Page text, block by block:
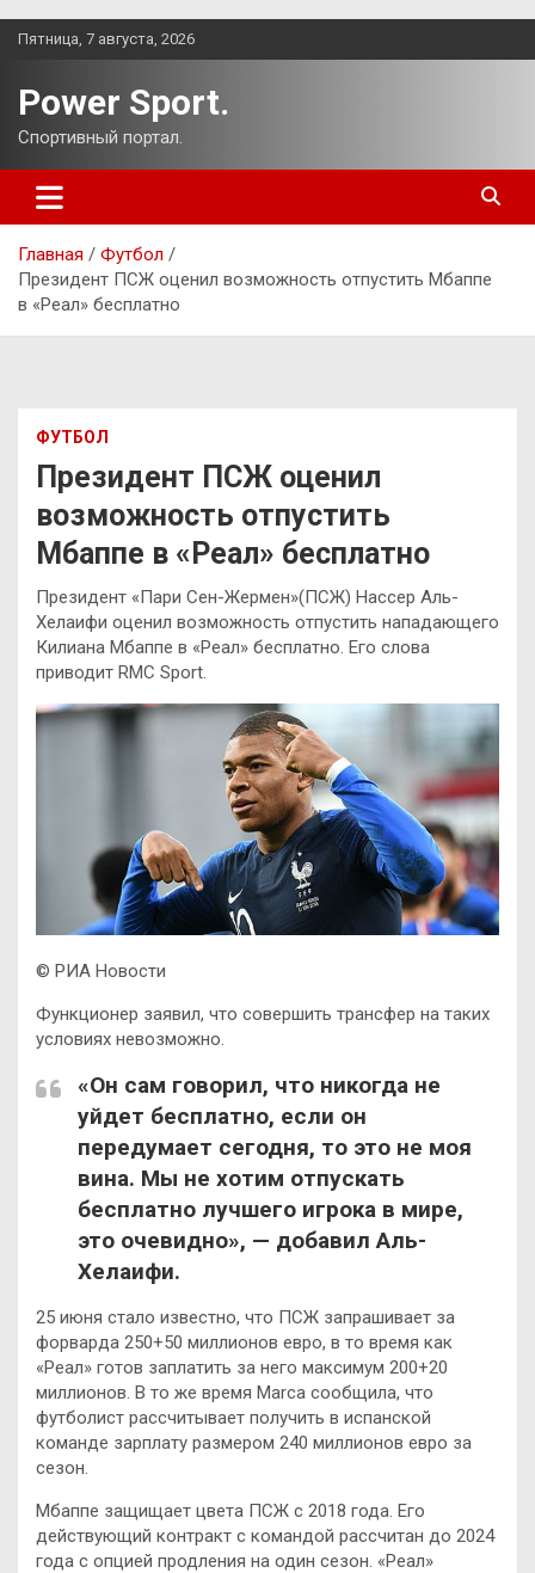
Перейти
Пятница, 7 августа, 2026
Power Sport.
Спортивный портал.
Главная
Футбол
Президент ПСЖ оценил возможность отпустить Мбаппе
в «Реал» бесплатно
ФУТБОЛ
Президент ПСЖ оценил
возможность отпустить
Мбаппе в «Реал» бесплатно
Президент «Пари Сен-Жермен»(ПСЖ) Нассер Аль-
Хелаифи оценил возможность отпустить нападающего
Килиана Мбаппе в «Реал» бесплатно. Его слова
приводит RMC Sport.
© РИА Новости
Функционер заявил, что совершить трансфер на таких
условиях невозможно.
«Он сам говорил, что никогда не
уйдет бесплатно, если он
передумает сегодня, то это не моя
вина. Мы не хотим отпускать
бесплатно лучшего игрока в мире,
это очевидно», — добавил Аль-
Хелаифи.
25 июня стало известно, что ПСЖ запрашивает за
форварда 250+50 миллионов евро, в то время как
«Реал» готов заплатить за него максимум 200+20
миллионов. В то же время Marca сообщила, что
футболист рассчитывает получить в испанской
команде зарплату размером 240 миллионов евро за
сезон.
Мбаппе защищает цвета ПСЖ с 2018 года. Его
действующий контракт с командой рассчитан до 2024
года с опцией продления на один сезон. «Реал»